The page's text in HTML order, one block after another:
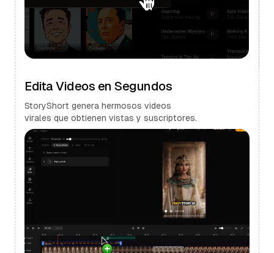
Edita Videos en Segundos
StoryShort genera hermosos videos
virales que obtienen vistas y suscriptores.